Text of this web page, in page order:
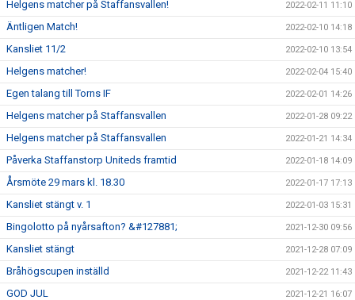
Helgens matcher på Staffansvallen! 2022-02-11 11:10
Äntligen Match! 2022-02-10 14:18
Kansliet 11/2 2022-02-10 13:54
Helgens matcher! 2022-02-04 15:40
Egen talang till Torns IF 2022-02-01 14:26
Helgens matcher på Staffansvallen 2022-01-28 09:22
Helgens matcher på Staffansvallen 2022-01-21 14:34
Påverka Staffanstorp Uniteds framtid 2022-01-18 14:09
Årsmöte 29 mars kl. 18.30 2022-01-17 17:13
Kansliet stängt v. 1 2022-01-03 15:31
Bingolotto på nyårsafton? &#127881; 2021-12-30 09:56
Kansliet stängt 2021-12-28 07:09
Bråhögscupen inställd 2021-12-22 11:43
GOD JUL 2021-12-21 16:07